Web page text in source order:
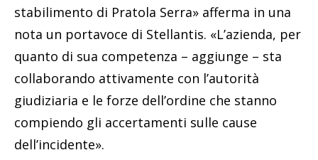
stabilimento di Pratola Serra» afferma in una
nota un portavoce di Stellantis. «L’azienda, per
quanto di sua competenza – aggiunge – sta
collaborando attivamente con l’autorità
giudiziaria e le forze dell’ordine che stanno
compiendo gli accertamenti sulle cause
dell’incidente».